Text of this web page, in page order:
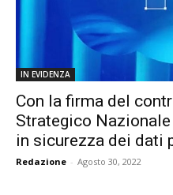
IN EVIDENZA
Con la firma del
Strategico
in sicurezza dei dati
Redazione - Agosto 30, 2022